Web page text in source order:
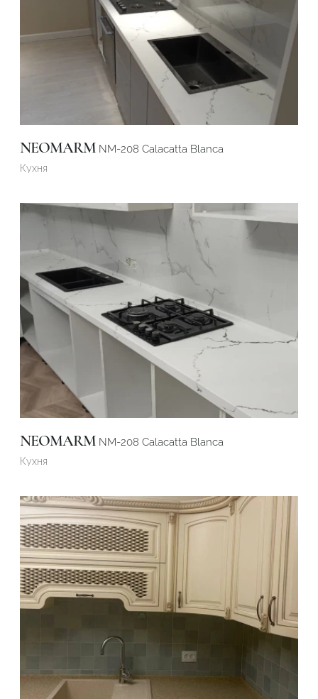
NEOMARM NM-208 Calacatta Blanca
Кухня
NEOMARM NM-208 Calacatta Blanca
Кухня